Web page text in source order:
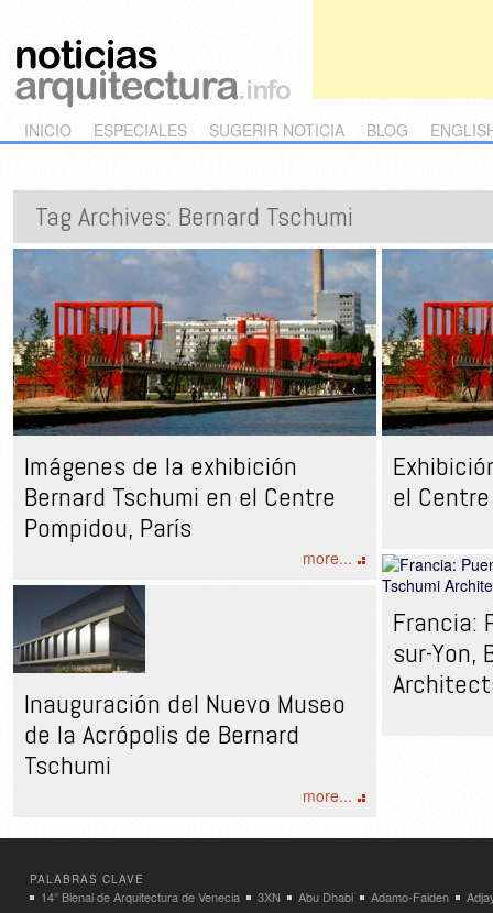
Main menu
Skip to primary content
Skip to secondary content
INICIO ESPECIALES SUGERIR NOTICIA BLOG
Tag Archives: Bernard Tschumi
Imágenes de la exhibición
Bernard Tschumi en el Centre
Pompidou, París
more...
el
Francia:
sur-Yon,
Inauguración del Nuevo Museo
de la Acrópolis de Bernard
Tschumi
more...
PALABRAS CLAVE
14° Bienal de Arquitectura de Venecia 3XN Abu Dhabi Adamo-Faiden